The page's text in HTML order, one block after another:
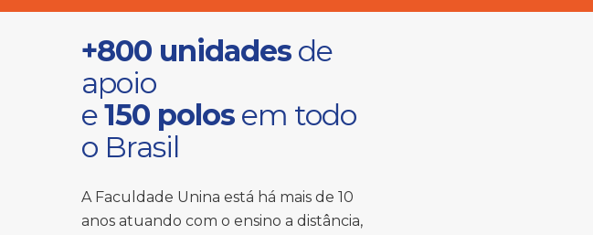
+800 unidadesde
apoio
e150 polosem todo
o Brasil
A Faculdade Unina está há mais de 10
anos atuando com o ensino a distância,